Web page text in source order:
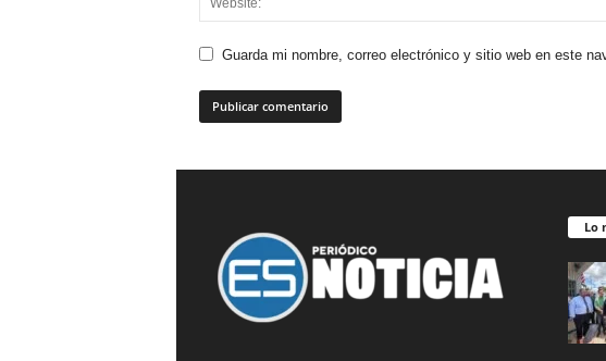
Guarda mi nombre, correo electrónico y sitio web en este
Lo